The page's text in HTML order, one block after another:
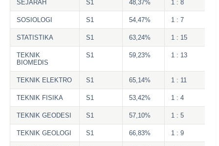
SEJARAH S1 48,37% 1 : 8
SOSIOLOGI S1 54,47% 1 : 7
STATISTIKA S1 63,24% 1 : 15
TEKNIK
BIOMEDIS
S1 59,23% 1 : 13
TEKNIK ELEKTRO S1 65,14% 1 : 11
TEKNIK FISIKA S1 53,42% 1 : 4
TEKNIK GEODESI S1 57,10% 1 : 5
TEKNIK GEOLOGI S1 66,83% 1 : 9